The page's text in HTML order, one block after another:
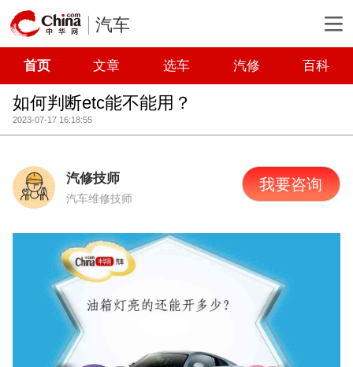
汽车
首页 文章 选车 汽修 百科
如何判断etc能不能用？
2023-07-17 16:18:55
汽修技师
汽车维修技师
我要咨询